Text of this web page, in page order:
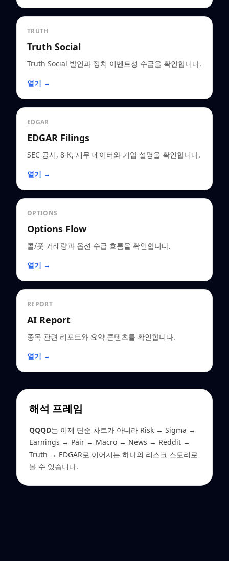
TRUTH
Truth Social
Truth Social 발언과 정치 이벤트성 수급을 확인합니다.
열기 →
EDGAR
EDGAR Filings
SEC 공시, 8-K, 재무 데이터와 기업 설명을 확인합니다.
열기 →
OPTIONS
Options Flow
콜/풋 거래량과 옵션 수급 흐름을 확인합니다.
열기 →
REPORT
AI Report
종목 관련 리포트와 요약 콘텐츠를 확인합니다.
열기 →
해석 프레임
QQQD는 이제 단순 차트가 아니라 Risk → Sigma →
Earnings → Pair → Macro → News → Reddit →
Truth → EDGAR로 이어지는 하나의 리스크 스토리로
볼 수 있습니다.